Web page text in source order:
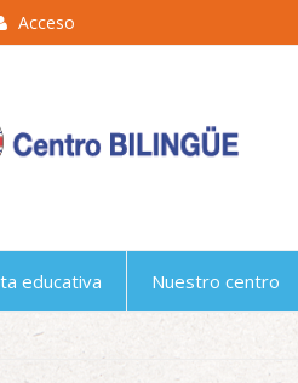
Acceso
educativa Nuestro centro